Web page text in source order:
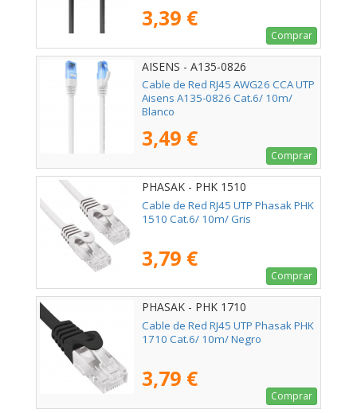
3,39 €
Comprar
AISENS - A135-0826
Cable de Red RJ45 AWG26 CCA UTP
Aisens A135-0826 Cat.6/ 10m/
Blanco
3,49 €
Comprar
PHASAK - PHK 1510
Cable de Red RJ45 UTP Phasak PHK
1510 Cat.6/ 10m/ Gris
3,79 €
Comprar
PHASAK - PHK 1710
Cable de Red RJ45 UTP Phasak PHK
1710 Cat.6/ 10m/ Negro
3,79 €
Comprar